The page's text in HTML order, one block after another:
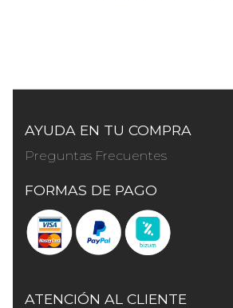
AYUDA EN TU COMPRA
Preguntas Frecuentes
FORMAS DE PAGO
ATENCIÓN AL CLIENTE